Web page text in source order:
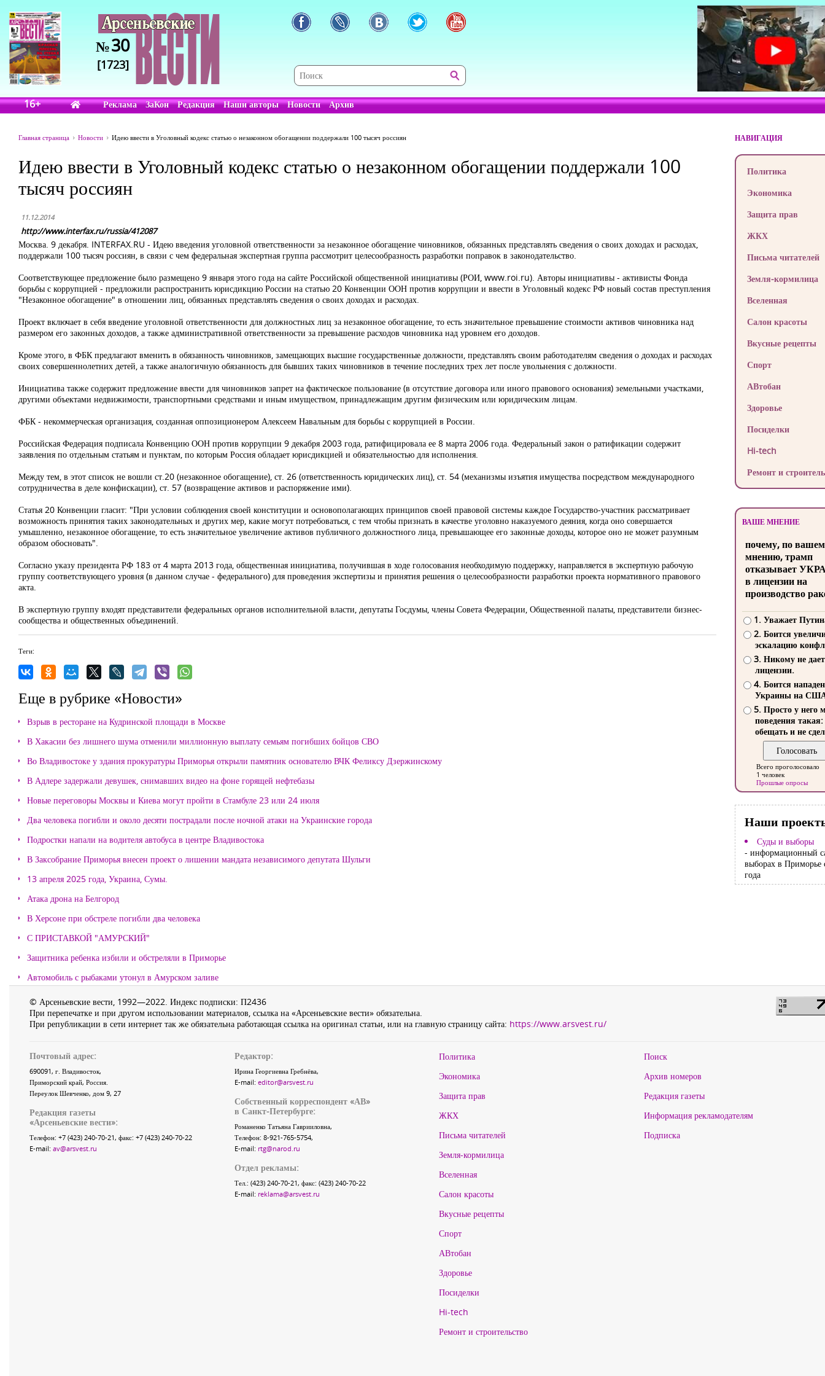
№30
[1723]
16+ Реклама ЗаКон Редакция Наши авторы Новости Архив
Главная страница Новости Идею ввести в Уголовный кодекс статью о незаконном обогащении поддержали 100 тысяч россиян
Идею ввести в Уголовный кодекс статью о незаконном обогащении поддержали 100
тысяч россиян
11.12.2014
http://www.interfax.ru/russia/412087
Москва. 9 декабря. INTERFAX.RU - Идею введения уголовной ответственности за незаконное обогащение чиновников, обязанных представлять сведения о своих доходах и расходах,
поддержали 100 тысяч россиян, в связи с чем федеральная экспертная группа рассмотрит целесообразность разработки поправок в законодательство.
Соответствующее предложение было размещено 9 января этого года на сайте Российской общественной инициативы (РОИ, www.roi.ru). Авторы инициативы - активисты Фонда
борьбы с коррупцией - предложили распространить юрисдикцию России на статью 20 Конвенции ООН против коррупции и ввести в Уголовный кодекс РФ новый состав преступления
"Незаконное обогащение" в отношении лиц, обязанных представлять сведения о своих доходах и расходах.
Проект включает в себя введение уголовной ответственности для должностных лиц за незаконное обогащение, то есть значительное превышение стоимости активов чиновника над
размером его законных доходов, а также административной ответственности за превышение расходов чиновника над уровнем его доходов.
Кроме этого, в ФБК предлагают вменить в обязанность чиновников, замещающих высшие государственные должности, представлять своим работодателям сведения о доходах и расходах
своих совершеннолетних детей, а также аналогичную обязанность для бывших таких чиновников в течение последних трех лет после увольнения с должности.
Инициатива также содержит предложение ввести для чиновников запрет на фактическое пользование (в отсутствие договора или иного правового основания) земельными участками,
другими объектами недвижимости, транспортными средствами и иным имуществом, принадлежащим другим физическим или юридическим лицам.
ФБК - некоммерческая организация, созданная оппозиционером Алексеем Навальным для борьбы с коррупцией в России.
Российская Федерация подписала Конвенцию ООН против коррупции 9 декабря 2003 года, ратифицировала ее 8 марта 2006 года. Федеральный закон о ратификации содержит
заявления по отдельным статьям и пунктам, по которым Россия обладает юрисдикцией и обязательностью для исполнения.
Между тем, в этот список не вошли ст.20 (незаконное обогащение), ст. 26 (ответственность юридических лиц), ст. 54 (механизмы изъятия имущества посредством международного
сотрудничества в деле конфискации), ст. 57 (возвращение активов и распоряжение ими).
Статья 20 Конвенции гласит: "При условии соблюдения своей конституции и основополагающих принципов своей правовой системы каждое Государство-участник рассматривает
возможность принятия таких законодательных и других мер, какие могут потребоваться, с тем чтобы признать в качестве уголовно наказуемого деяния, когда оно совершается
умышленно, незаконное обогащение, то есть значительное увеличение активов публичного должностного лица, превышающее его законные доходы, которое оно не может разумным
образом обосновать".
Согласно указу президента РФ 183 от 4 марта 2013 года, общественная инициатива, получившая в ходе голосования необходимую поддержку, направляется в экспертную рабочую
группу соответствующего уровня (в данном случае - федерального) для проведения экспертизы и принятия решения о целесообразности разработки проекта нормативного правового
акта.
В экспертную группу входят представители федеральных органов исполнительной власти, депутаты Госдумы, члены Совета Федерации, Общественной палаты, представители бизнес-
сообщества и общественных объединений.
Теги:
Еще в рубрике «Новости»
Взрыв в ресторане на Кудринской площади в Москве
В Хакасии без лишнего шума отменили миллионную выплату семьям погибших бойцов СВО
Во Владивостоке у здания прокуратуры Приморья открыли памятник основателю ВЧК Феликсу Дзержинскому
В Адлере задержали девушек, снимавших видео на фоне горящей нефтебазы
Новые переговоры Москвы и Киева могут пройти в Стамбуле 23 или 24 июля
Два человека погибли и около десяти пострадали после ночной атаки на Украинские города
Подростки напали на водителя автобуса в центре Владивостока
В Заксобрание Приморья внесен проект о лишении мандата независимого депутата Шульги
13 апреля 2025 года, Украина, Сумы.
Атака дрона на Белгород
В Херсоне при обстреле погибли два человека
С ПРИСТАВКОЙ "АМУРСКИЙ"
Защитника ребенка избили и обстреляли в Приморье
Автомобиль с рыбаками утонул в Амурском заливе
НАВИГАЦИЯ
Политика
Экономика
Защита прав
ЖКХ
Письма читателей
Земля-кормилица
Вселенная
Салон красоты
Вкусные рецепты
Спорт
АВтобан
Здоровье
Посиделки
Hi-tech
Ремонт и
ВАШЕ МНЕНИЕ
почему, по
мнению, трамп
отказывает
в лицензии на
производство
1. Уважает
2. Боится
эскалацию
3. Никому не
лицензии.
4. Боится
Украины на
5. Просто у него
поведения такая:
обещать и не
Всего проголосовало
1 человек
Прошлые опросы
Наши
Суды и выборы
- информационный
выборах в Приморье
года
© Арсеньевские вести, 1992—2022. Индекс подписки: П2436
При перепечатке и при другом использовании материалов, ссылка на «Арсеньевские вести» обязательна.
При републикации в сети интернет так же обязательна работающая ссылка на оригинал статьи, или на главную страницу сайта: https://www.arsvest.ru/
Почтовый адрес:
690091, г. Владивосток,
Приморский край, Россия.
Переулок Шевченко, дом 9, 27
Редакция газеты
«Арсеньевские вести»:
Телефон: +7 (423) 240-70-21, факс: +7 (423) 240-70-22
E-mail: av@arsvest.ru
Редактор:
Ирина Георгиевна Гребнёва,
E-mail: editor@arsvest.ru
Собственный корреспондент «АВ»
в Санкт-Петербурге:
Романенко Татьяна Гаврииловна,
Телефон: 8-921-765-5754,
E-mail: rtg@narod.ru
Отдел рекламы:
Тел.: (423) 240-70-21, факс: (423) 240-70-22
E-mail: reklama@arsvest.ru
Политика
Экономика
Защита прав
ЖКХ
Письма читателей
Земля-кормилица
Вселенная
Салон красоты
Вкусные рецепты
Спорт
АВтобан
Здоровье
Посиделки
Hi-tech
Ремонт и строительство
Поиск
Архив номеров
Редакция газеты
Информация рекламодателям
Подписка